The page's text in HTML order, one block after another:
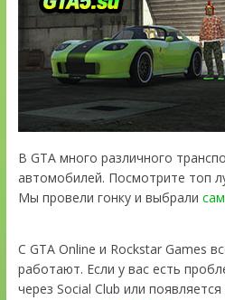
В GTA много различного
автомобилей. Посмотрите топ
Мы провели гонку и выбрали
С GTA Online и Rockstar Games
работают. Если у вас есть
через Social Club или